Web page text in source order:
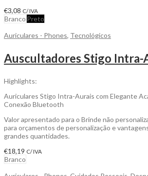
€3,08 C/ IVA
Branco Preto
Auriculares - Phones, Tecnológicos
Highlights:
Auriculares Stigo Intra-Aurais com Elegante
Conexão Bluetooth
Valor apresentado para o Brinde não
para orçamentos de personalização e
grandes quantidades.
€18,19 C/ IVA
Branco